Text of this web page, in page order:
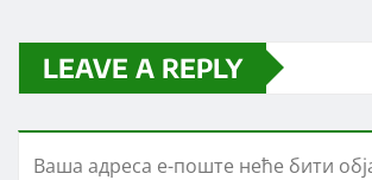
LEAVE A REPLY
Ваша адреса е-поште неће бити